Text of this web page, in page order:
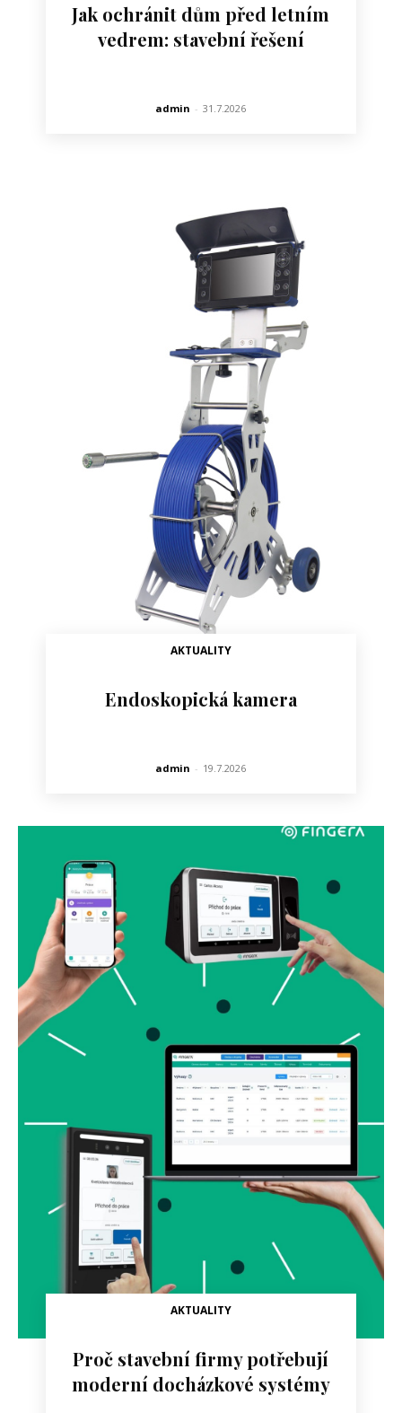
Jak ochránit dům před letním
vedrem: stavební řešení
admin - 31.7.2026
AKTUALITY
Endoskopická kamera
admin - 19.7.2026
AKTUALITY
Proč stavební firmy potřebují
moderní docházkové systémy